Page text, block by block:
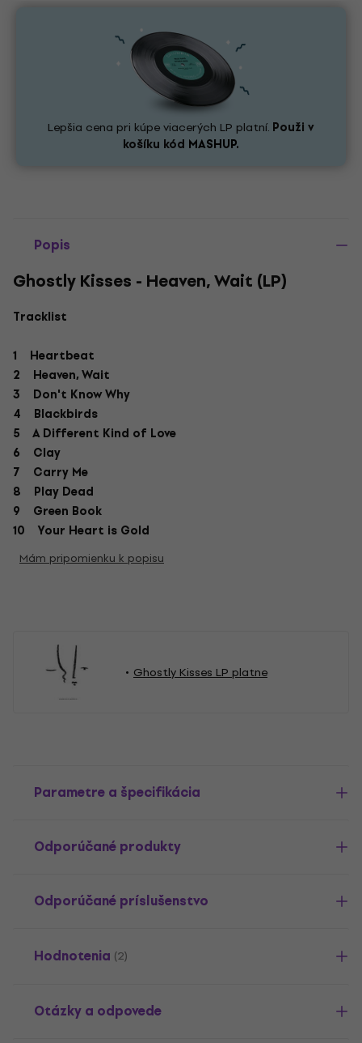
Lepšia cena pri kúpe viacerých LP platní. Použi v
košíku kód MASHUP.
Popis
Ghostly Kisses - Heaven, Wait (LP)
Tracklist
1 Heartbeat
2 Heaven, Wait
3 Don't Know Why
4 Blackbirds
5 A Different Kind of Love
6 Clay
7 Carry Me
8 Play Dead
9 Green Book
10 Your Heart is Gold
Mám pripomienku k popisu
Ghostly Kisses LP platne
Parametre a špecifikácia
Odporúčané produkty
Odporúčané príslušenstvo
Hodnotenia (2)
Otázky a odpovede